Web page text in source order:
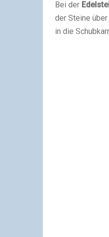
Bei der
der Steine
in die